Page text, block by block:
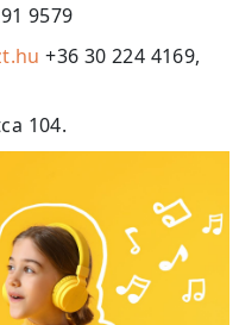
9579
+36 30 224 4169,
104.